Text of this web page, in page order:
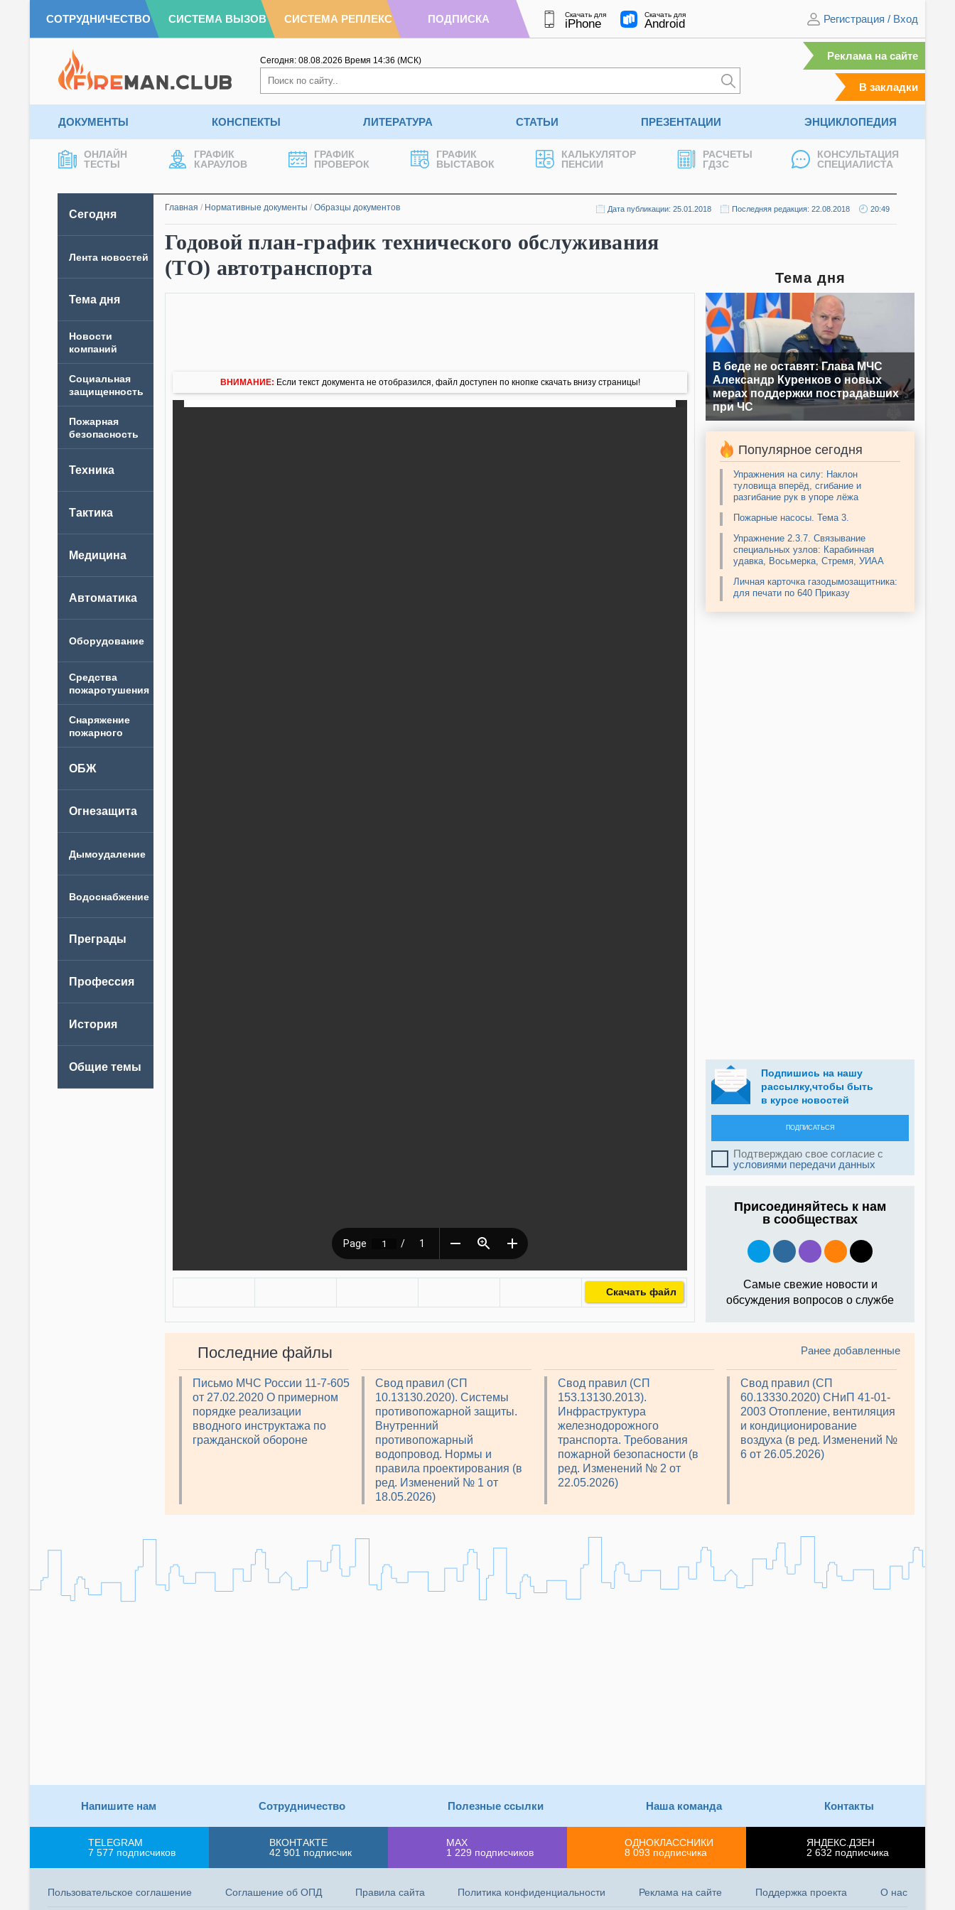
СОТРУДНИЧЕСТВО СИСТЕМА ВЫЗОВ СИСТЕМА РЕПЛЕКС ПОДПИСКА Скачать для
iPhone
Скачать для
Android Регистрация / Вход
Сегодня: 08.08.2026 Время 14:36 (МСК) Реклама на сайте
В закладки
ДОКУМЕНТЫ КОНСПЕКТЫ ЛИТЕРАТУРА СТАТЬИ ПРЕЗЕНТАЦИИ ЭНЦИКЛОПЕДИЯ
ОНЛАЙН
ТЕСТЫ
ГРАФИК
КАРАУЛОВ
ГРАФИК
ПРОВЕРОК
ГРАФИК
ВЫСТАВОК
КАЛЬКУЛЯТОР
ПЕНСИИ
РАСЧЕТЫ
ГДЗС
КОНСУЛЬТАЦИЯ
СПЕЦИАЛИСТА
Сегодня
Лента новостей
Тема дня
Новости
компаний
Главная / Нормативные документы / Образцы документов Дата публикации: 25.01.2018 Последняя редакция: 22.08.2018 20:49
Годовой план-график технического обслуживания
(ТО) автотранспорта
ВНИМАНИЕ: Если текст документа не отобразился, файл доступен по кнопке скачать внизу страницы!
Скачать файл
Тема дня
В беде не оставят: Глава МЧС
Александр Куренков о новых
мерах поддержки пострадавших
при ЧС
Популярное сегодня
Упражнения на силу: Наклон
туловища вперёд, сгибание и
разгибание рук в упоре лёжа
Пожарные насосы. Тема 3.
Упражнение 2.3.7. Связывание
специальных узлов: Карабинная
удавка, Восьмерка, Стремя, УИАА
Личная карточка газодымозащитника:
для печати по 640 Приказу
Подпишись на нашу
рассылку,чтобы быть
в курсе новостей
ПОДПИСАТЬСЯ
Подтверждаю свое согласие с
условиями передачи данных
Присоединяйтесь к нам
в сообществах
Самые свежие новости и
обсуждения вопросов о службе
Последние файлы
Письмо МЧС России 11-7-605
от 27.02.2020 О примерном
порядке реализации
вводного инструктажа по
гражданской обороне
Свод правил (СП
10.13130.2020). Системы
противопожарной защиты.
Внутренний
противопожарный
водопровод. Нормы и
правила проектирования (в
ред. Изменений № 1 от
18.05.2026)
Свод правил (СП
153.13130.2013).
Инфраструктура
железнодорожного
транспорта. Требования
пожарной безопасности (в
ред. Изменений № 2 от
22.05.2026)
Свод правил (СП
60.13330.2020) СНиП 41-01-
2003 Отопление, вентиляция
и кондиционирование
воздуха (в ред. Изменений №
6 от 26.05.2026)
Ранее добавленные
Напишите нам Сотрудничество Полезные ссылки Наша команда Контакты
TELEGRAM
7 577 подписчиков
ВКОНТАКТЕ
42 901 подписчик
MAX
1 229 подписчиков
ОДНОКЛАССНИКИ
8 093 подписчика
ЯНДЕКС.ДЗЕН
2 632 подписчика
Пользовательское соглашение Соглашение об ОПД Правила сайта Политика конфиденциальности Реклама на сайте Поддержка проекта О нас